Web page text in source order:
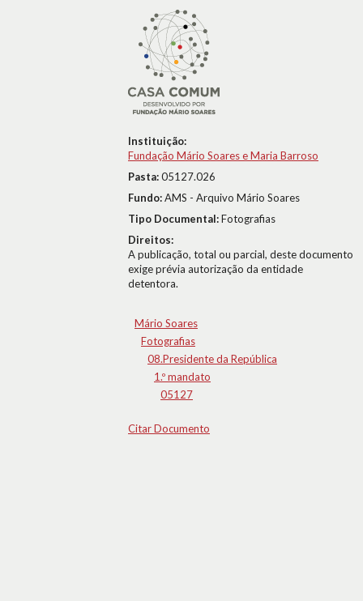
Instituição:
Fundação Mário Soares e Maria Barroso
Pasta:05127.026
Fundo:AMS - Arquivo Mário Soares
Tipo Documental:Fotografias
Direitos:
A publicação, total ou parcial, deste documento
exige prévia autorização da entidade
detentora.
Mário Soares
Fotografias
08.Presidente da República
1.º mandato
05127
Citar Documento